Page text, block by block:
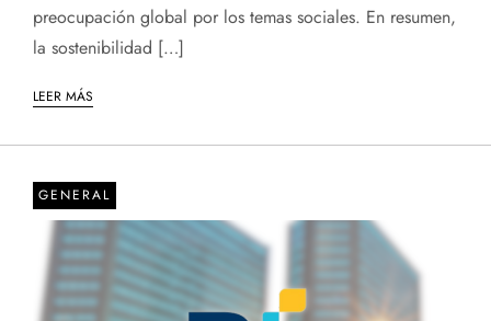
preocupación global por los temas sociales. En resumen,
la sostenibilidad […]
LEER MÁS
GENERAL